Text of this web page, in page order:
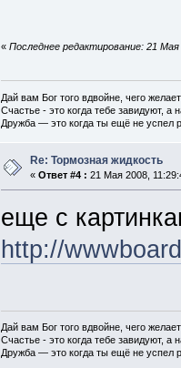
«Последнее редактирование: 21
Дай вам Бог того вдвойне, чего
Счастье - это когда тебе завидуют, а
Дружба — это когда ты ещё не успел
Re: Тормозная жидкость
«Ответ #4 : 21 Мая 2008,
еще с
http://
Дай вам Бог того вдвойне, чего
Счастье - это когда тебе завидуют, а
Дружба — это когда ты ещё не успел